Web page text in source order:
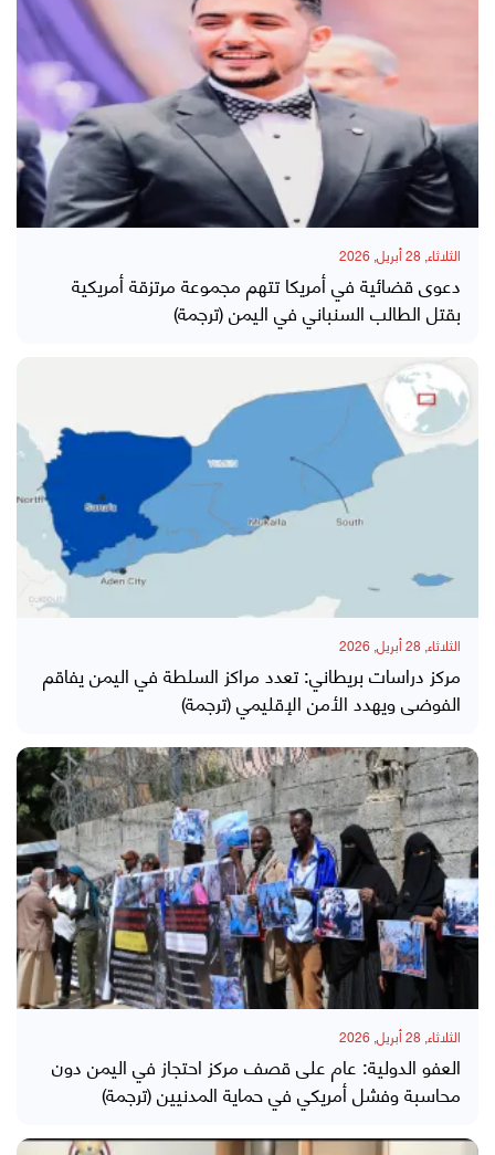
الثلاثاء, 28 أبريل, 2026
دعوى قضائية في أمريكا تتهم مجموعة مرتزقة أمريكية
بقتل الطالب السنباني في اليمن (ترجمة)
الثلاثاء, 28 أبريل, 2026
مركز دراسات بريطاني: تعدد مراكز السلطة في اليمن يفاقم
الفوضى ويهدد الأمن الإقليمي (ترجمة)
الثلاثاء, 28 أبريل, 2026
العفو الدولية: عام على قصف مركز احتجاز في اليمن دون
محاسبة وفشل أمريكي في حماية المدنيين (ترجمة)